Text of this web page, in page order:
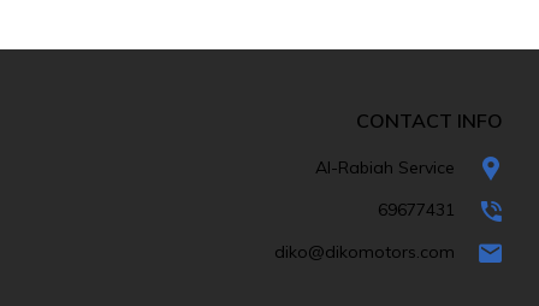
CONTACT INFO
Al-Rabiah Service
69677431
diko@dikomotors.com